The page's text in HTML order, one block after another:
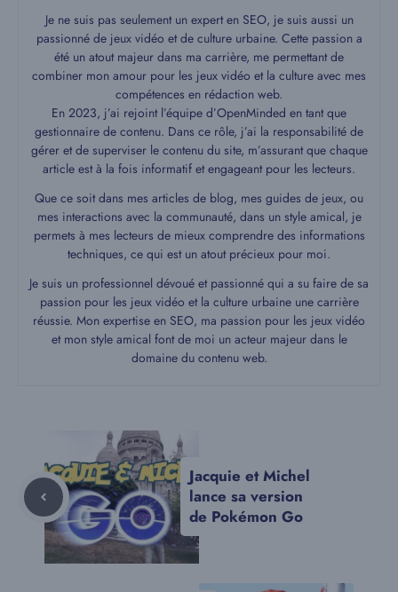
Je ne suis pas seulement un expert en SEO, je suis aussi un
passionné de jeux vidéo et de culture urbaine. Cette passion a
été un atout majeur dans ma carrière, me permettant de
combiner mon amour pour les jeux vidéo et la culture avec mes
compétences en rédaction web.
En 2023, j’ai rejoint l’équipe d’OpenMinded en tant que
gestionnaire de contenu. Dans ce rôle, j’ai la responsabilité de
gérer et de superviser le contenu du site, m’assurant que chaque
article est à la fois informatif et engageant pour les lecteurs.
Que ce soit dans mes articles de blog, mes guides de jeux, ou
mes interactions avec la communauté, dans un style amical, je
permets à mes lecteurs de mieux comprendre des informations
techniques, ce qui est un atout précieux pour moi.
Je suis un professionnel dévoué et passionné qui a su faire de sa
passion pour les jeux vidéo et la culture urbaine une carrière
réussie. Mon expertise en SEO, ma passion pour les jeux vidéo
et mon style amical font de moi un acteur majeur dans le
domaine du contenu web.
Jacquie et Michel
lance sa version
de Pokémon Go